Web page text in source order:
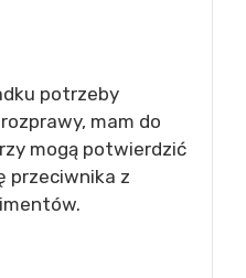
potrzeby
mam do
mogą potwierdzić
przeciwnika z